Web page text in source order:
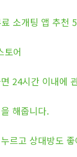
소개팅 앱 추천
토어
24시간 이내에
해줍니다.
르고 상대방도